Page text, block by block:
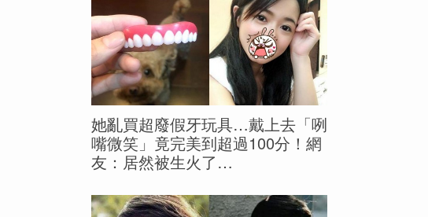
她亂買超廢假牙玩具…戴上去「咧
嘴微笑」竟完美到超過100分！網
友：居然被生火了…